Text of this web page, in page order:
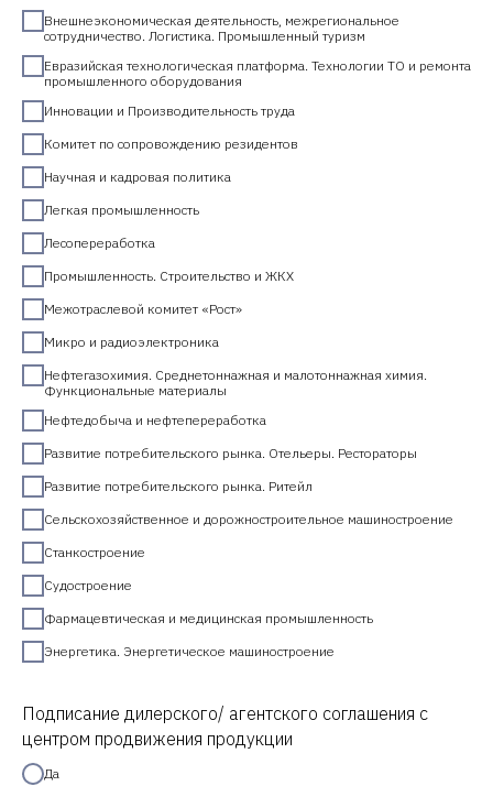
Внешнеэкономическая деятельность, межрегиональное
сотрудничество. Логистика. Промышленный туризм
Евразийская технологическая платформа. Технологии ТО и ремонта
промышленного оборудования
Инновации и Производительность труда
Комитет по сопровождению резидентов
Научная и кадровая политика
Легкая промышленность
Лесопереработка
Промышленность. Строительство и ЖКХ
Межотраслевой комитет «Рост»
Микро и радиоэлектроника
Нефтегазохимия. Среднетоннажная и малотоннажная химия.
Функциональные материалы
Нефтедобыча и нефтепереработка
Развитие потребительского рынка. Отельеры. Рестораторы
Развитие потребительского рынка. Ритейл
Сельскохозяйственное и дорожностроительное машиностроение
Станкостроение
Судостроение
Фармацевтическая и медицинская промышленность
Энергетика. Энергетическое машиностроение
Подписание дилерского/ агентского соглашения с
центром продвижения продукции
Да